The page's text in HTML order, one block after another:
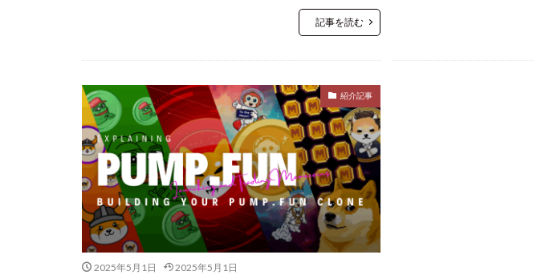
記事を読む
紹介記事
2025年5月1日 2025年5月1日